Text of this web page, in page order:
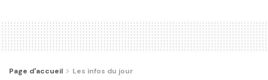
Page d'accueil Les infos du jour